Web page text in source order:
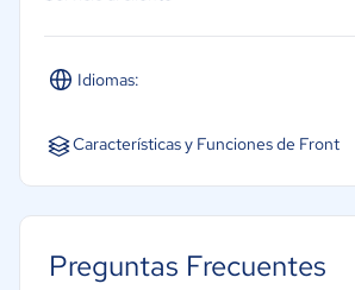
Idiomas:
Inglés
Características y Funciones de Front
Recuperación de datos
Preguntas Frecuentes